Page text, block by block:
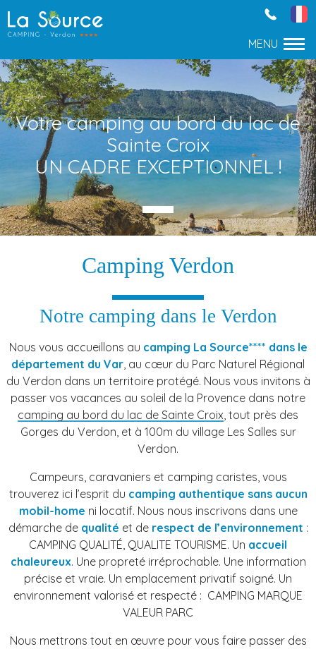
Votre camping au bord du lac de
Sainte Croix
UN CADRE EXCEPTIONNEL !
Camping Verdon
Notre camping dans le Verdon
Nous vous accueillons au camping La Source**** dans le
département du Var, au cœur du Parc Naturel Régional
du Verdon dans un territoire protégé. Nous vous invitons à
passer vos vacances au soleil de la Provence dans notre
camping au bord du lac de Sainte Croix, tout près des
Gorges du Verdon, et à 100m du village Les Salles sur
Verdon.
Campeurs, caravaniers et camping caristes, vous
trouverez ici l’esprit du camping authentique sans aucun
mobil-home ni locatif. Nous nous inscrivons dans une
démarche de qualité et de respect de l’environnement :
CAMPING QUALITÉ, QUALITE TOURISME. Un accueil
chaleureux. Une propreté irréprochable. Une information
précise et vraie. Un emplacement privatif soigné. Un
environnement valorisé et respecté : CAMPING MARQUE
VALEUR PARC
Nous mettrons tout en œuvre pour vous faire passer des